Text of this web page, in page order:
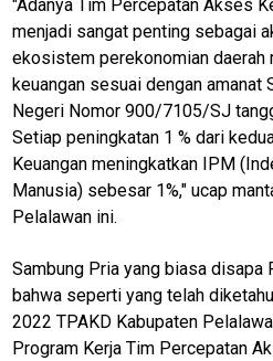
"Adanya Tim Percepatan Akses
menjadi sangat penting sebagai
ekosistem perekonomian daerah
keuangan sesuai dengan amanat
Negeri Nomor 900/7105/SJ
Setiap peningkatan 1 % dari
Keuangan meningkatkan IPM
Manusia) sebesar 1%," ucap
Pelalawan ini.
Sambung Pria yang biasa disapa
bahwa seperti yang telah
2022 TPAKD Kabupaten
Program Kerja Tim Percepatan